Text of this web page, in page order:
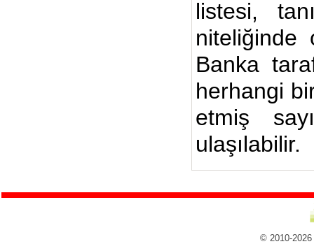
listesi,
niteliğinde
Banka
herhangi
etmiş
ulaşılabilir.
© 2010-2026